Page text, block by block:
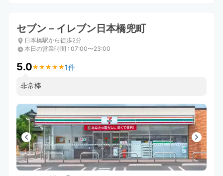
セブン－イレブン日本橋兜町
日本橋駅から徒歩2分
本日の営業時間 : 07:00〜23:00
5.0★ ★ ★ ★ ★
★ ★ ★ ★ ★1件
非常棒